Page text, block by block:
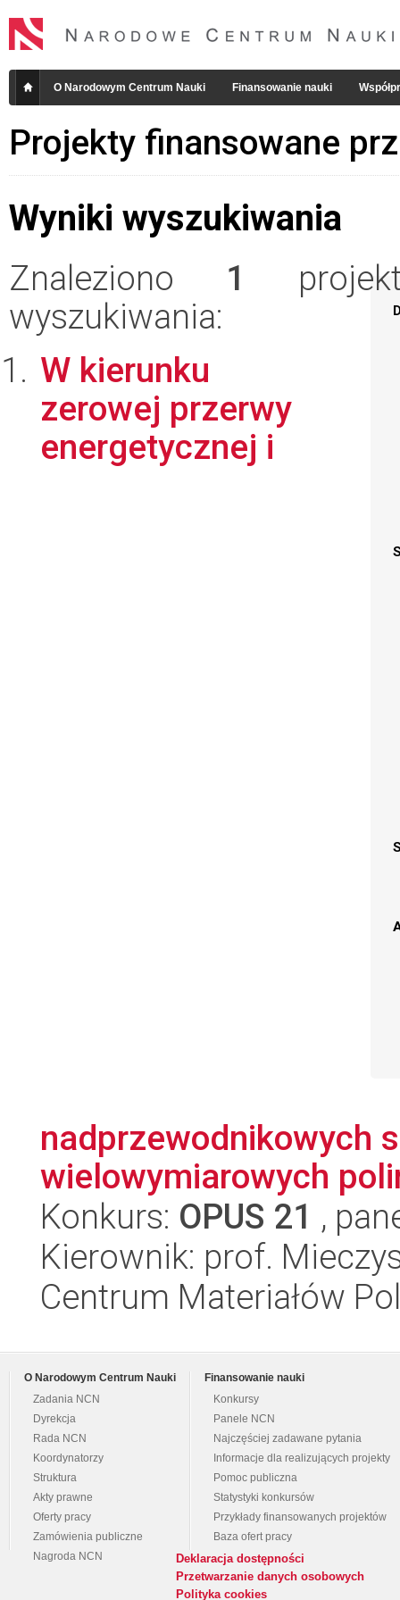
O Narodowym Centrum Nauki Finansowanie nauki
Projekty finansowane
Wyniki wyszukiwania
Znaleziono 1
wyszukiwania:
W kierunku
zerowej przerwy
energetycznej i
nadprzewodnikowych
wielowymiarowych
Konkurs: OPUS 21 ,
Kierownik: prof.
Centrum Materiałów
O Narodowym Centrum Nauki
Zadania NCN
Dyrekcja
Rada NCN
Koordynatorzy
Struktura
Akty prawne
Oferty pracy
Zamówienia publiczne
Nagroda NCN
Finansowanie nauki
Konkursy
Panele NCN
Najczęściej zadawane pytania
Informacje dla realizujących projekty
Pomoc publiczna
Statystyki konkursów
Przykłady finansowanych projektów
Baza ofert pracy
Deklaracja dostępności
Przetwarzanie danych osobowych
Polityka cookies